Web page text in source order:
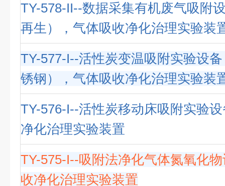
TY-578-II--数据采集有机废气吸附
再生），气体吸收净化治理实验装
TY-577-I--活性炭变温吸附实验设
锈钢），气体吸收净化治理实验装
TY-576-I--活性炭移动床吸附实验
净化治理实验装置
TY-575-I--吸附法净化气体氮氧化
收净化治理实验装置